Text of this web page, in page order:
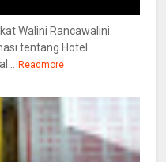
Walini Rancawalini
tentang Hotel
Readmore